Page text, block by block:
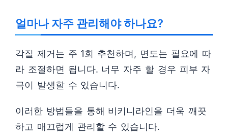
얼마나 자주 관리해야 하나요?
각질 제거는 주 1회 추천하며, 면도는 필요에 따
라 조절하면 됩니다. 너무 자주 할 경우 피부 자
극이 발생할 수 있습니다.
이러한 방법들을 통해 비키니라인을 더욱 깨끗
하고 매끄럽게 관리할 수 있습니다.